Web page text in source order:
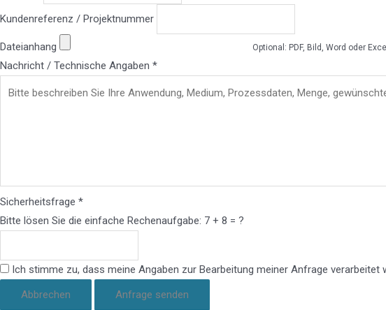
Kundenreferenz / Projektnummer
Dateianhang Optional: PDF, Bild, Word oder
Nachricht / Technische Angaben *
Sicherheitsfrage *
Bitte lösen Sie die einfache Rechenaufgabe: 7 + 8 = ?
Ich stimme zu, dass meine Angaben zur Bearbeitung meiner Anfrage verarbeitet
Abbrechen
Anfrage senden